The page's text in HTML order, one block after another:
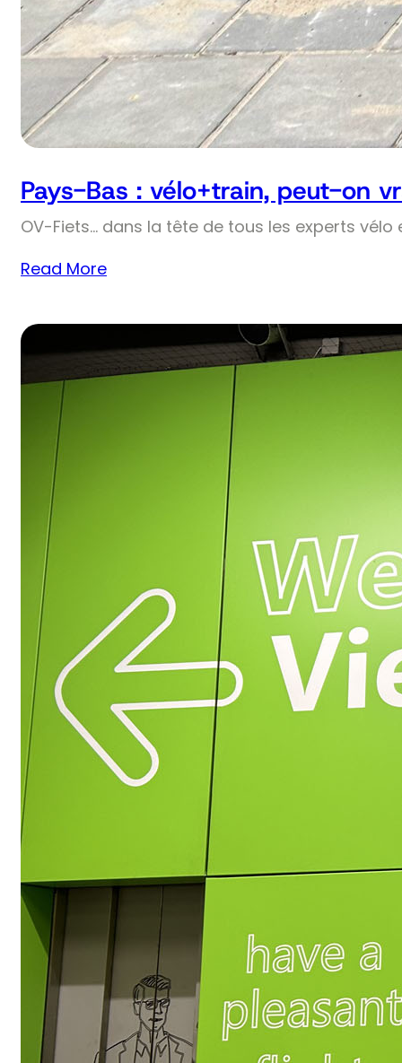
Pays-Bas : vélo+train, peut-on
OV-Fiets… dans la tête de tous les experts
Read More